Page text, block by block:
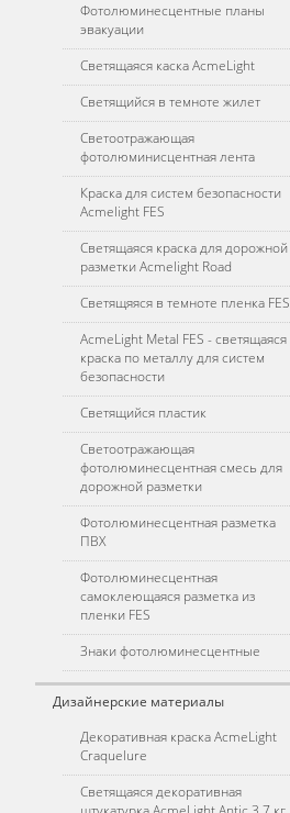
Фотолюминесцентные планы
эвакуации
Светящаяся каска AcmeLight
Светящийся в темноте жилет
Светоотражающая
фотолюминисцентная лента
Краска для систем безопасности
Acmelight FES
Светящаяся краска для дорожной
разметки Acmelight Road
Светящяяся в темноте пленка FES
AcmeLight Metal FES - светящаяся
краска по металлу для систем
безопасности
Светящийся пластик
Светоотражающая
фотолюминесцентная смесь для
дорожной разметки
Фотолюминесцентная разметка
ПВХ
Фотолюминесцентная
самоклеющаяся разметка из
пленки FES
Знаки фотолюминесцентные
Дизайнерские материалы
Декоративная краска AcmeLight
Craquelure
Светящаяся декоративная